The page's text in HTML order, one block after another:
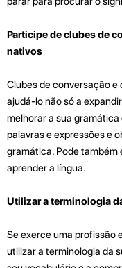
Participe de clubes de
nativos
Clubes de conversação
ajudá-lo não só a
melhorar a sua
palavras e expressões e
gramática. Pode também
aprender a língua.
Utilizar a terminologia
Se exerce uma profissão
utilizar a terminologia da